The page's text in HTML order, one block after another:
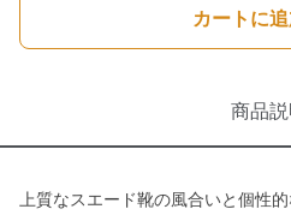
カートに
商品説
上質なスエード靴の風合いと個性